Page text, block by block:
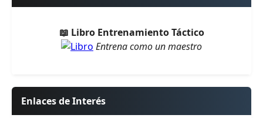
📖 Libro Entrenamiento Táctico
Entrena como un maestro
Enlaces de Interés